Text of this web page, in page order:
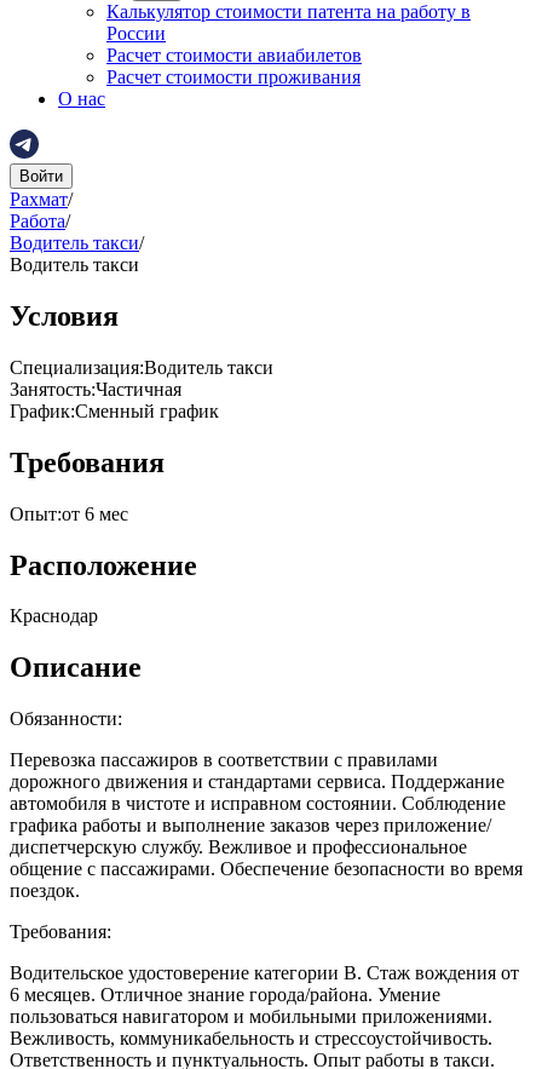
Калькулятор стоимости патента на работу в
России
Расчет стоимости авиабилетов
Расчет стоимости проживания
О нас
Войти
Рахмат/
Работа/
Водитель такси/
Водитель такси
Условия
Специализация:Водитель такси
Занятость:Частичная
График:Сменный график
Требования
Опыт:от 6 мес
Расположение
Краснодар
Описание
Обязанности:
Перевозка пассажиров в соответствии с правилами
дорожного движения и стандартами сервиса. Поддержание
автомобиля в чистоте и исправном состоянии. Соблюдение
графика работы и выполнение заказов через приложение/
диспетчерскую службу. Вежливое и профессиональное
общение с пассажирами. Обеспечение безопасности во время
поездок.
Требования:
Водительское удостоверение категории B. Стаж вождения от
6 месяцев. Отличное знание города/района. Умение
пользоваться навигатором и мобильными приложениями.
Вежливость, коммуникабельность и стрессоустойчивость.
Ответственность и пунктуальность. Опыт работы в такси.